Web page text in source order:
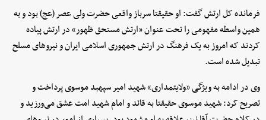
فرمانده کل ارتش گفت: او حقیقتا سرباز واقعی حضرت ولی عصر (عج) بود و به
همین واسطه مفهومی را تحت عنوان «ارتش مستحق ظهور» در ارتش پیاده
کردند که امروز به یک فرهنگ در ارتش جمهوری اسلامی ایران و نیروهای مسلح
تبدیل شده است.
وی در ادامه به ویژگی «ولایتمداری» شهید امیر سپهبد موسوی پرداخت و
تصریح کرد: شهید موسوی حقیقتا به قائد و امام شهید امت عشق می‌ورزید و